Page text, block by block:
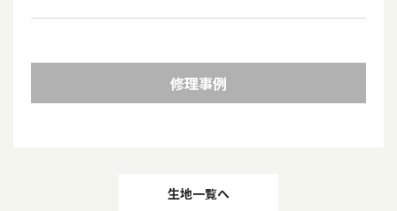
修理事例
生地一覧へ